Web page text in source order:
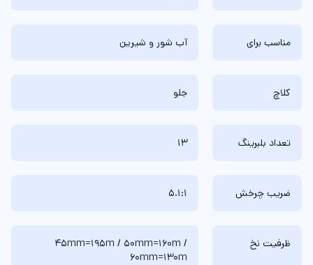
مناسب برای آب شور و شیرین
کلاچ جلو
تعداد بلبرینگ 13
ضریب چرخش 5.1:1
ظرفیت نخ
45mm=195m / 50mm=160m /
60mm=130m